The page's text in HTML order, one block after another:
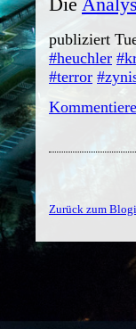
publiziert
#heuchler
#terror
Zurück zum